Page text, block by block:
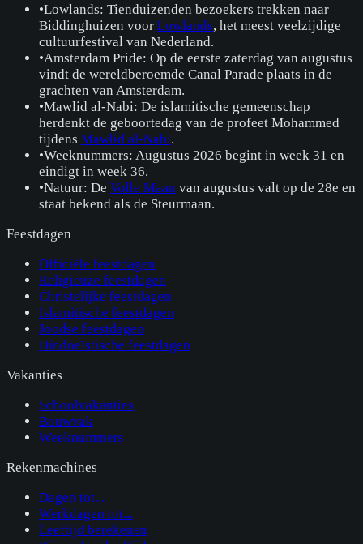
•Lowlands: Tienduizenden bezoekers trekken naar
Biddinghuizen voor Lowlands, het meest veelzijdige
cultuurfestival van Nederland.
•Amsterdam Pride: Op de eerste zaterdag van augustus
vindt de wereldberoemde Canal Parade plaats in de
grachten van Amsterdam.
•Mawlid al-Nabi: De islamitische gemeenschap
herdenkt de geboortedag van de profeet Mohammed
tijdens Mawlid al-Nabi.
•Weeknummers: Augustus 2026 begint in week 31 en
eindigt in week 36.
•Natuur: De Volle Maan van augustus valt op de 28e en
staat bekend als de Steurmaan.
Feestdagen
Officiële feestdagen
Religieuze feestdagen
Christelijke feestdagen
Islamitische feestdagen
Joodse feestdagen
Hindoeïstische feestdagen
Vakanties
Schoolvakanties
Bouwvak
Weeknummers
Rekenmachines
Dagen tot...
Werkdagen tot...
Leeftijd berekenen